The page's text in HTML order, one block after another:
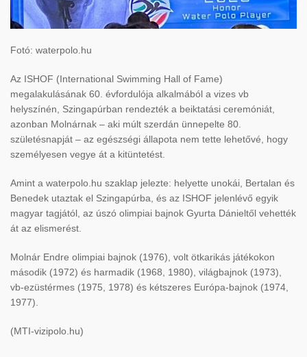
Fotó: waterpolo.hu
Az ISHOF (International Swimming Hall of Fame)
megalakulásának 60. évfordulója alkalmából a vizes vb
helyszínén, Szingapúrban rendezték a beiktatási ceremóniát,
azonban Molnárnak – aki múlt szerdán ünnepelte 80.
születésnapját – az egészségi állapota nem tette lehetővé, hogy
személyesen vegye át a kitüntetést.
Amint a waterpolo.hu szaklap jelezte: helyette unokái, Bertalan és
Benedek utaztak el Szingapúrba, és az ISHOF jelenlévő egyik
magyar tagjától, az úszó olimpiai bajnok Gyurta Dánieltől vehették
át az elismerést.
Molnár Endre olimpiai bajnok (1976), volt ötkarikás játékokon
második (1972) és harmadik (1968, 1980), világbajnok (1973),
vb-ezüstérmes (1975, 1978) és kétszeres Európa-bajnok (1974,
1977).
(MTI-vizipolo.hu)